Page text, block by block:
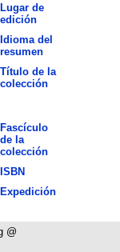
Lugar de
edición
Idioma del
resumen
Título de la
colección
Fascículo
de la
colección
ISBN
Expedición
@